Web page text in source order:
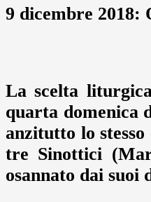
9 dicembre
La scelta
quarta domenica
anzitutto lo
tre Sinottici
osannato dai suoi